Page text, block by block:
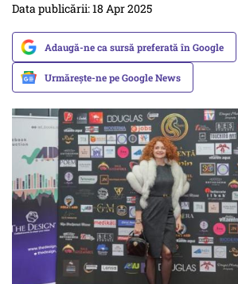
Data publicării: 18 Apr 2025
Adaugă-ne ca sursă preferată în Google
Urmărește-ne pe Google News